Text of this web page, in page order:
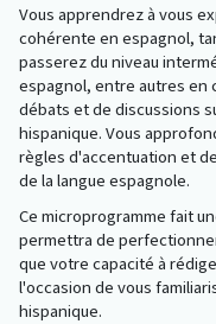
Vous apprendrez à vous
cohérente en espagnol,
passerez du niveau
espagnol, entre autres en
débats et de discussions
hispanique. Vous
règles d'accentuation et
de la langue espagnole.
Ce microprogramme fait
permettra de
que votre capacité à
l'occasion de vous
hispanique.